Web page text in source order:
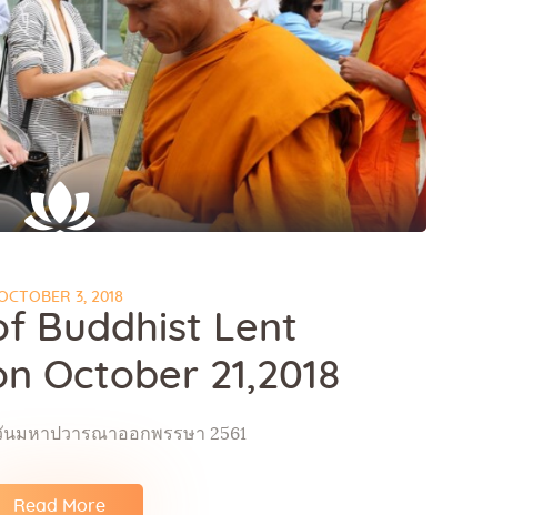
3, 2018
Buddhist Lent
October 21,2018
มหาปวารณาออกพรรษา 2561
Read More